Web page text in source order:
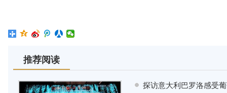
推荐阅读
探访意大利巴罗洛感受